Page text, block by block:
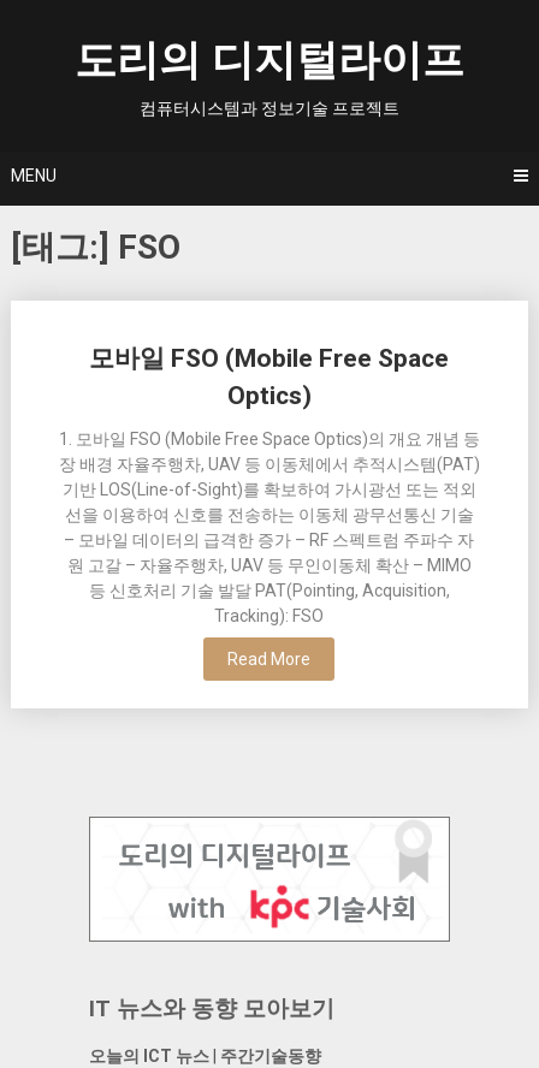
도리의 디지털라이프
컴퓨터시스템과 정보기술 프로젝트
MENU
[태그:] FSO
모바일 FSO (Mobile Free Space
Optics)
1. 모바일 FSO (Mobile Free Space Optics)의 개요 개념 등
장 배경 자율주행차, UAV 등 이동체에서 추적시스템(PAT)
기반 LOS(Line-of-Sight)를 확보하여 가시광선 또는 적외
선을 이용하여 신호를 전송하는 이동체 광무선통신 기술
– 모바일 데이터의 급격한 증가 – RF 스펙트럼 주파수 자
원 고갈 – 자율주행차, UAV 등 무인이동체 확산 – MIMO
등 신호처리 기술 발달 PAT(Pointing, Acquisition,
Tracking): FSO
Read More
navigation
IT 뉴스와 동향 모아보기
오늘의 ICT 뉴스| 주간기술동향